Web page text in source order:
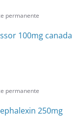
permanente
100mg canada
permanente
250mg